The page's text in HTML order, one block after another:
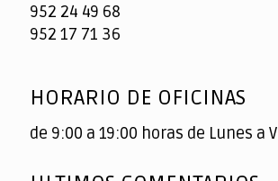
952 24 49 68
952 17 71 36
HORARIO DE OFICINAS
de 9:00 a 19:00 horas de Lunes a